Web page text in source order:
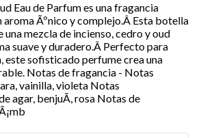
Eau de Parfum es una fragancia
aroma Ãºnico y complejo.Â Esta botella
una mezcla de incienso, cedro y oud
suave y duradero.Â Perfecto para
este sofisticado perfume crea una
Notas de fragancia - Notas
vainilla, violeta Notas
agar, benjuÃ­, rosa Notas de